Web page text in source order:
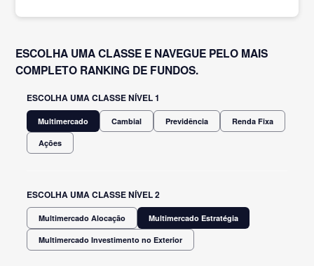
ESCOLHA UMA CLASSE E NAVEGUE PELO MAIS
COMPLETO RANKING DE FUNDOS.
ESCOLHA UMA CLASSE NÍVEL 1
Multimercado Cambial Previdência Renda Fixa
Ações
ESCOLHA UMA CLASSE NÍVEL 2
Multimercado Alocação Multimercado Estratégia
Multimercado Investimento no Exterior